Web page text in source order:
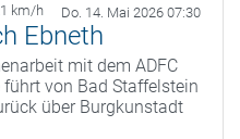
km/h Do. 14. Mai 2026 07:30
Ebneth
mit dem ADFC
von Bad Staffelstein
über Burgkunstadt